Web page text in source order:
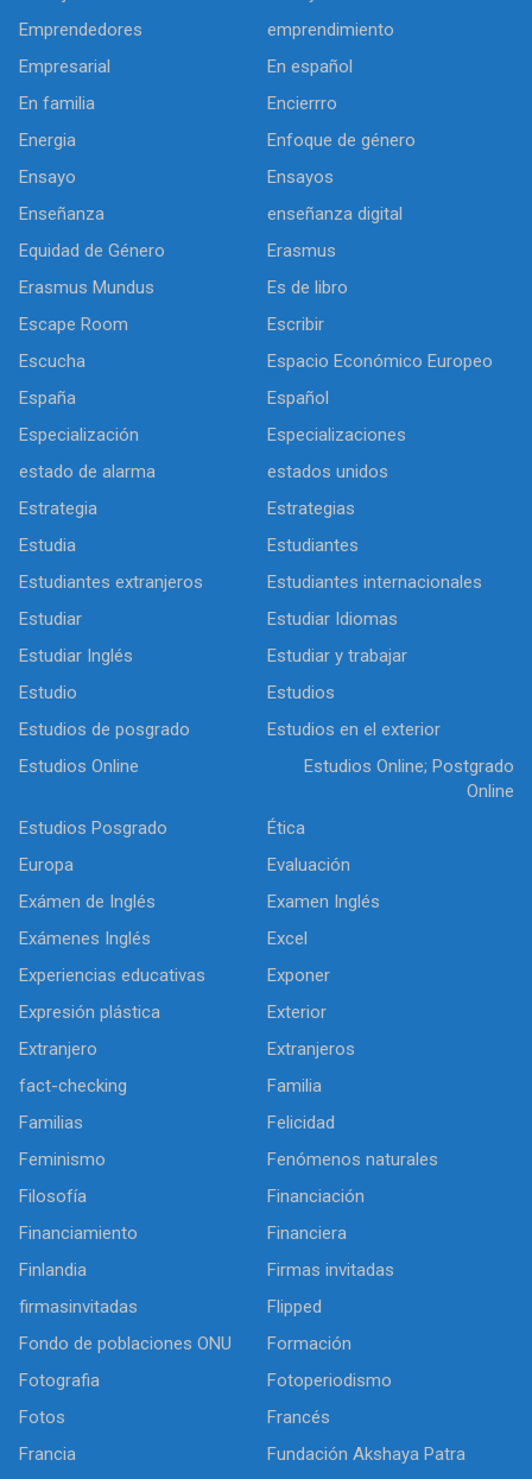
Emprendedores
emprendimiento
Empresarial
En español
En familia
Encierrro
Energia
Enfoque de género
Ensayo
Ensayos
Enseñanza
enseñanza digital
Equidad de Género
Erasmus
Erasmus Mundus
Es de libro
Escape Room
Escribir
Escucha
Espacio Económico Europeo
España
Español
Especialización
Especializaciones
estado de alarma
estados unidos
Estrategia
Estrategias
Estudia
Estudiantes
Estudiantes extranjeros
Estudiantes internacionales
Estudiar
Estudiar Idiomas
Estudiar Inglés
Estudiar y trabajar
Estudio
Estudios
Estudios de posgrado
Estudios en el exterior
Estudios Online
Estudios Online; Postgrado
Online
Estudios Posgrado
Ética
Europa
Evaluación
Exámen de Inglés
Examen Inglés
Exámenes Inglés
Excel
Experiencias educativas
Exponer
Expresión plástica
Exterior
Extranjero
Extranjeros
fact-checking
Familia
Familias
Felicidad
Feminismo
Fenómenos naturales
Filosofía
Financiación
Financiamiento
Financiera
Finlandia
Firmas invitadas
firmasinvitadas
Flipped
Fondo de poblaciones ONU
Formación
Fotografia
Fotoperiodismo
Fotos
Francés
Francia
Fundación Akshaya Patra